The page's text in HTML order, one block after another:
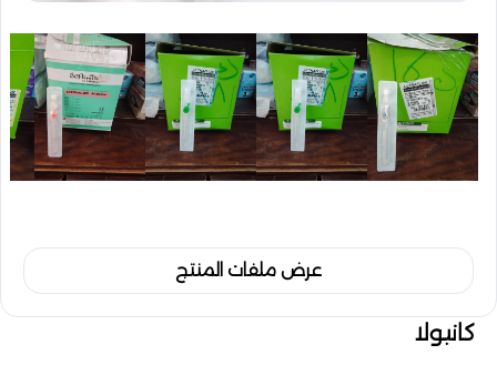
عرض ملفات المنتج
كانيولا